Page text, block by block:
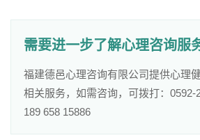
需要进一步了解心理咨询服
福建德邑心理咨询有限公司提供心理
相关服务，如需咨询，可拨打：0592-
189 658 15886